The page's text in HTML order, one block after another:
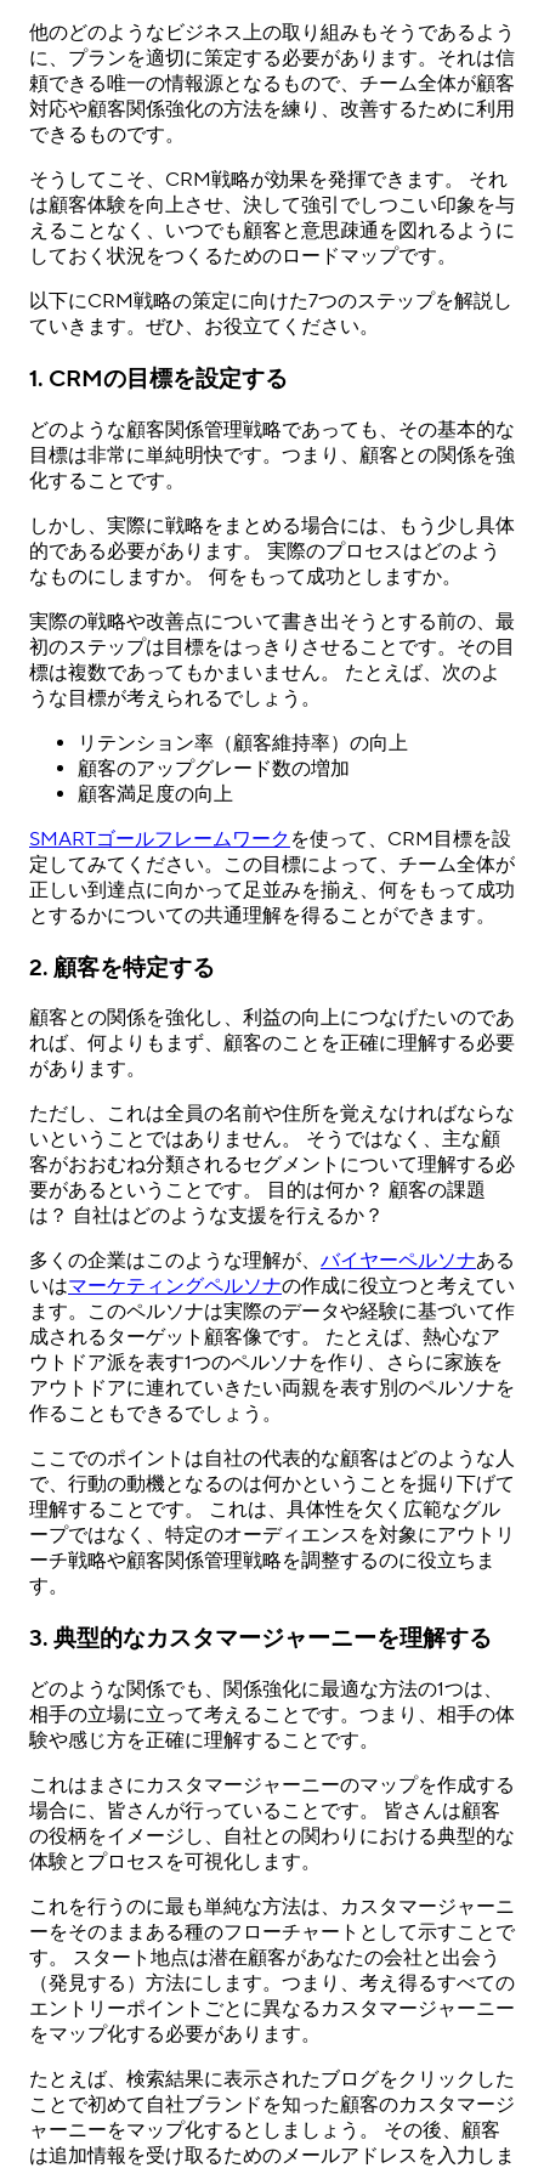
他のどのようなビジネス上の取り組みもそうであるよう
に、プランを適切に策定する必要があります。それは信
頼できる唯一の情報源となるもので、チーム全体が顧客
対応や顧客関係強化の方法を練り、改善するために利用
できるものです。
そうしてこそ、CRM戦略が効果を発揮できます。 それ
は顧客体験を向上させ、決して強引でしつこい印象を与
えることなく、いつでも顧客と意思疎通を図れるように
しておく状況をつくるためのロードマップです。
以下にCRM戦略の策定に向けた7つのステップを解説し
ていきます。ぜひ、お役立てください。
1. CRMの目標を設定する
どのような顧客関係管理戦略であっても、その基本的な
目標は非常に単純明快です。つまり、顧客との関係を強
化することです。
しかし、実際に戦略をまとめる場合には、もう少し具体
的である必要があります。 実際のプロセスはどのよう
なものにしますか。 何をもって成功としますか。
実際の戦略や改善点について書き出そうとする前の、最
初のステップは目標をはっきりさせることです。その目
標は複数であってもかまいません。 たとえば、次のよ
うな目標が考えられるでしょう。
リテンション率（顧客維持率）の向上
顧客のアップグレード数の増加
顧客満足度の向上
SMARTゴールフレームワーク を使って、CRM目標を設
定してみてください。この目標によって、チーム全体が
正しい到達点に向かって足並みを揃え、何をもって成功
とするかについての共通理解を得ることができます。
2. 顧客を特定する
顧客との関係を強化し、利益の向上につなげたいのであ
れば、何よりもまず、顧客のことを正確に理解する必要
があります。
ただし、これは全員の名前や住所を覚えなければならな
いということではありません。 そうではなく、主な顧
客がおおむね分類されるセグメントについて理解する必
要があるということです。 目的は何か？ 顧客の課題
は？ 自社はどのような支援を行えるか？
多くの企業はこのような理解が、 バイヤーペルソナある
いはマーケティングペルソナの作成に役立つと考えてい
ます。このペルソナは実際のデータや経験に基づいて作
成されるターゲット顧客像です。 たとえば、熱心なア
ウトドア派を表す1つのペルソナを作り、さらに家族を
アウトドアに連れていきたい両親を表す別のペルソナを
作ることもできるでしょう。
ここでのポイントは自社の代表的な顧客はどのような人
で、行動の動機となるのは何かということを掘り下げて
理解することです。 これは、具体性を欠く広範なグル
ープではなく、特定のオーディエンスを対象にアウトリ
ーチ戦略や顧客関係管理戦略を調整するのに役立ちま
す。
3. 典型的なカスタマージャーニーを理解する
どのような関係でも、関係強化に最適な方法の1つは、
相手の立場に立って考えることです。つまり、相手の体
験や感じ方を正確に理解することです。
これはまさにカスタマージャーニーのマップを作成する
場合に、皆さんが行っていることです。 皆さんは顧客
の役柄をイメージし、自社との関わりにおける典型的な
体験とプロセスを可視化します。
これを行うのに最も単純な方法は、カスタマージャーニ
ーをそのままある種のフローチャートとして示すことで
す。 スタート地点は潜在顧客があなたの会社と出会う
（発見する）方法にします。つまり、考え得るすべての
エントリーポイントごとに異なるカスタマージャーニー
をマップ化する必要があります。
たとえば、検索結果に表示されたブログをクリックした
ことで初めて自社ブランドを知った顧客のカスタマージ
ャーニーをマップ化するとしましょう。 その後、顧客
は追加情報を受け取るためのメールアドレスを入力しま